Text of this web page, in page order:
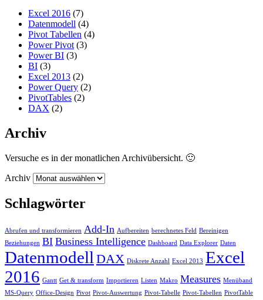
Excel 2016 (7)
Datenmodell (4)
Pivot Tabellen (4)
Power Pivot (3)
Power BI (3)
BI (3)
Excel 2013 (2)
Power Query (2)
PivotTables (2)
DAX (2)
Archiv
Versuche es in der monatlichen Archivübersicht. 🙂
Archiv
Schlagwörter
Abrufen und transformieren Add-In Aufbereiten berechnetes Feld Bereinigen
Beziehungen BI Business Intelligence Dashboard Data Explorer Daten
Datenmodell DAX Diskrete Anzahl Excel 2013 Excel
2016 Gantt Get & transform Importieren Listen Makro Measures Menüband
MS-Query Office-Design Pivot Pivot-Auswertung Pivot-Tabelle Pivot-Tabellen PivotTable